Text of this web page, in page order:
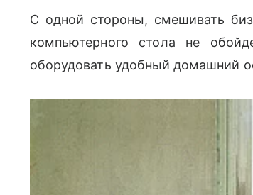
С одной стороны, смешивать
компьютерного стола не
оборудовать удобный домашний